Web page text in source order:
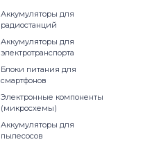
Аккумуляторы для
радиостанций
Аккумуляторы для
электротранспорта
Блоки питания для
смартфонов
Электронные компоненты
(микросхемы)
Аккумуляторы для
пылесосов